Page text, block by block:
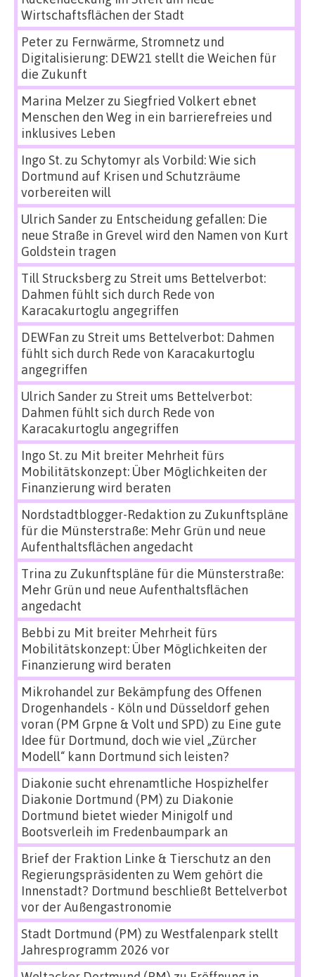
Wirtschaftsflächen der Stadt
Peterzu Fernwärme, Stromnetz und
Digitalisierung: DEW21 stellt die Weichen für
die Zukunft
Marina Melzerzu Siegfried Volkert ebnet
Menschen den Weg in ein barrierefreies und
inklusives Leben
Ingo St.zu Schytomyr als Vorbild: Wie sich
Dortmund auf Krisen und Schutzräume
vorbereiten will
Ulrich Sanderzu Entscheidung gefallen: Die
neue Straße in Grevel wird den Namen von Kurt
Goldstein tragen
Till Strucksbergzu Streit ums Bettelverbot:
Dahmen fühlt sich durch Rede von
Karacakurtoglu angegriffen
DEWFan zu Streit ums Bettelverbot: Dahmen
fühlt sich durch Rede von Karacakurtoglu
angegriffen
Ulrich Sanderzu Streit ums Bettelverbot:
Dahmen fühlt sich durch Rede von
Karacakurtoglu angegriffen
Ingo St.zu Mit breiter Mehrheit fürs
Mobilitätskonzept: Über Möglichkeiten der
Finanzierung wird beraten
Nordstadtblogger-Redaktion zu Zukunftspläne
für die Münsterstraße: Mehr Grün und neue
Aufenthaltsflächen angedacht
Trina zu Zukunftspläne für die Münsterstraße:
Mehr Grün und neue Aufenthaltsflächen
angedacht
Bebbi zu Mit breiter Mehrheit fürs
Mobilitätskonzept: Über Möglichkeiten der
Finanzierung wird beraten
Mikrohandel zur Bekämpfung des Offenen
Drogenhandels - Köln und Düsseldorf gehen
voran (PM Grpne & Volt und SPD) zu Eine gute
Idee für Dortmund, doch wie viel „Zürcher
Modell“ kann Dortmund sich leisten?
Diakonie sucht ehrenamtliche Hospizhelfer
Diakonie Dortmund (PM) zu Diakonie
Dortmund bietet wieder Minigolf und
Bootsverleih im Fredenbaumpark an
Brief der Fraktion Linke & Tierschutz an den
Regierungspräsidenten zu Wem gehört die
Innenstadt? Dortmund beschließt Bettelverbot
vor der Außengastronomie
Stadt Dortmund (PM) zu Westfalenpark stellt
Jahresprogramm 2026 vor